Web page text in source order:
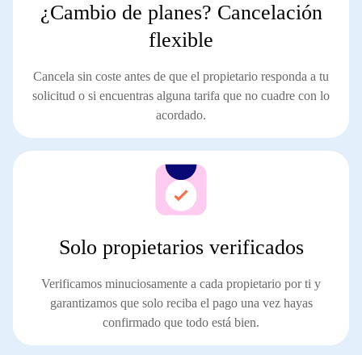
¿Cambio de planes? Cancelación
flexible
Cancela sin coste antes de que el propietario responda a tu
solicitud o si encuentras alguna tarifa que no cuadre con lo
acordado.
Solo propietarios verificados
Verificamos minuciosamente a cada propietario por ti y
garantizamos que solo reciba el pago una vez hayas
confirmado que todo está bien.